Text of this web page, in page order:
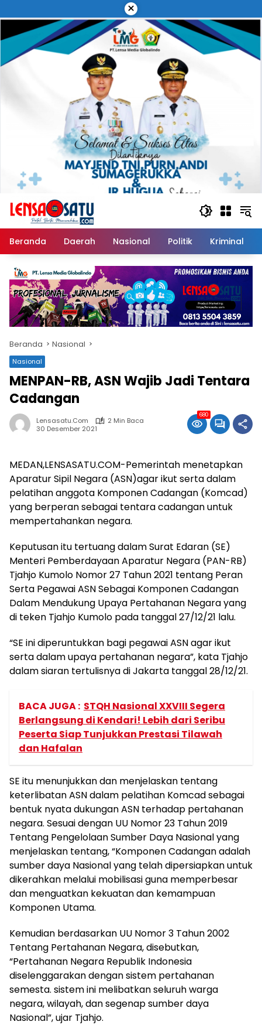
ke
konten
×
Beranda Daerah Nasional Politik Kriminal
Beranda Nasional
Nasional
MENPAN-RB, ASN Wajib Jadi Tentara
Cadangan
Lensasatu.com
2 Min Baca
30 Desember 2021
680
MEDAN,LENSASATU.COM-Pemerintah menetapkan
Aparatur Sipil Negara (ASN)agar ikut serta dalam
pelatihan anggota Komponen Cadangan (Komcad)
yang berperan sebagai tentara cadangan untuk
mempertahankan negara.
Keputusan itu tertuang dalam Surat Edaran (SE)
Menteri Pemberdayaan Aparatur Negara (PAN-RB)
Tjahjo Kumolo Nomor 27 Tahun 2021 tentang Peran
Serta Pegawai ASN Sebagai Komponen Cadangan
Dalam Mendukung Upaya Pertahanan Negara yang
di teken Tjahjo Kumolo pada tanggal 27/12/21 lalu.
“SE ini diperuntukkan bagi pegawai ASN agar ikut
serta dalam upaya pertahanan negara”, kata Tjahjo
dalam siaran tertulisnya di Jakarta tanggal 28/12/21.
BACA JUGA : STQH Nasional XXVIII Segera
Berlangsung di Kendari! Lebih dari Seribu
Peserta Siap Tunjukkan Prestasi Tilawah
dan Hafalan
SE itu menunjukkan dan menjelaskan tentang
keterlibatan ASN dalam pelatihan Komcad sebagai
bentuk nyata dukungan ASN terhadap pertahanan
negara. Sesuai dengan UU Nomor 23 Tahun 2019
Tentang Pengelolaan Sumber Daya Nasional yang
menjelaskan tentang, “Komponen Cadangan adalah
sumber daya Nasional yang telah dipersiapkan untuk
dikerahkan melalui mobilisasi guna memperbesar
dan menguatkan kekuatan dan kemampuan
Komponen Utama.
Kemudian berdasarkan UU Nomor 3 Tahun 2002
Tentang Pertahanan Negara, disebutkan,
“Pertahanan Negara Republik Indonesia
diselenggarakan dengan sistem pertahanan
semesta. sistem ini melibatkan seluruh warga
negara, wilayah, dan segenap sumber daya
Nasional”, ujar Tjahjo.